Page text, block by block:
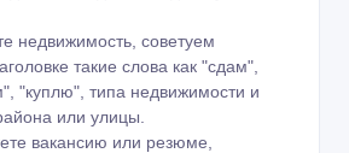
недвижимость, советуем
такие слова как "сдам",
"куплю", типа недвижимости и
или улицы.
вакансию или резюме,